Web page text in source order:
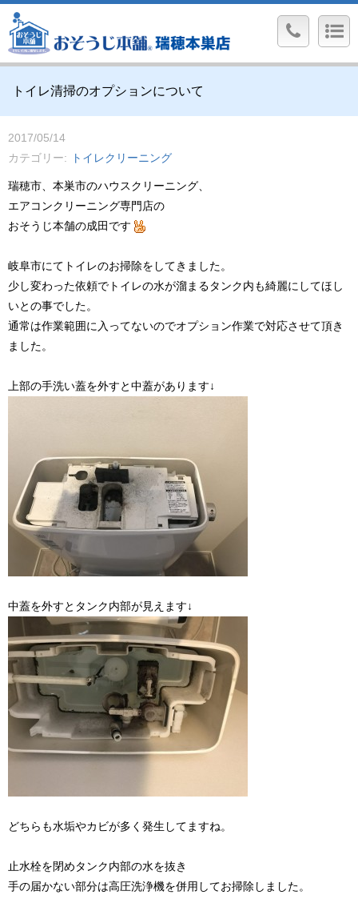
トイレ清掃のオプションについて
2017/05/14
カテゴリー
トイレクリーニング
瑞穂市、本巣市のハウスクリーニング、
エアコンクリーニング専門店の
おそうじ本舗の成田です
岐阜市にてトイレのお掃除をしてきました。
少し変わった依頼でトイレの水が溜まるタンク内も綺麗にしてほし
いとの事でした。
通常は作業範囲に入ってないのでオプション作業で対応させて頂き
ました。
上部の手洗い蓋を外すと中蓋があります↓
中蓋を外すとタンク内部が見えます↓
どちらも水垢やカビが多く発生してますね。
止水栓を閉めタンク内部の水を抜き
手の届かない部分は高圧洗浄機を併用してお掃除しました。